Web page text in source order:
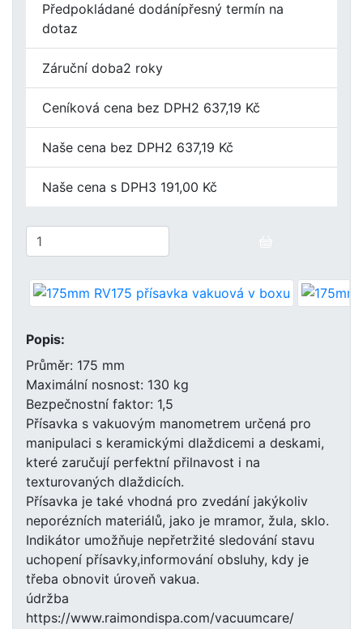
Předpokládané dodánípřesný termín na
dotaz
Záruční doba2 roky
Ceníková cena bez DPH2 637,19 Kč
Naše cena bez DPH2 637,19 Kč
Naše cena s DPH3 191,00 Kč
Popis:
Průměr: 175 mm
Maximální nosnost: 130 kg
Bezpečnostní faktor: 1,5
Přísavka s vakuovým manometrem určená pro
manipulaci s keramickými dlaždicemi a deskami,
které zaručují perfektní přilnavost i na
texturovaných dlaždicích.
Přísavka je také vhodná pro zvedání jakýkoliv
neporézních materiálů, jako je mramor, žula, sklo.
Indikátor umožňuje nepřetržité sledování stavu
uchopení přísavky,informování obsluhy, kdy je
třeba obnovit úroveň vakua.
údržba
https://www.raimondispa.com/vacuumcare/